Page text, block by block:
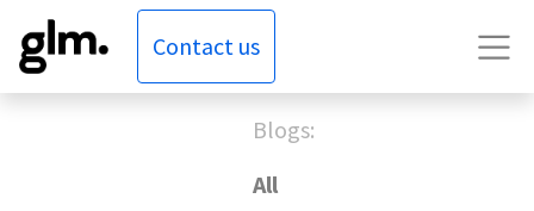
Contact us
Blogs:
All